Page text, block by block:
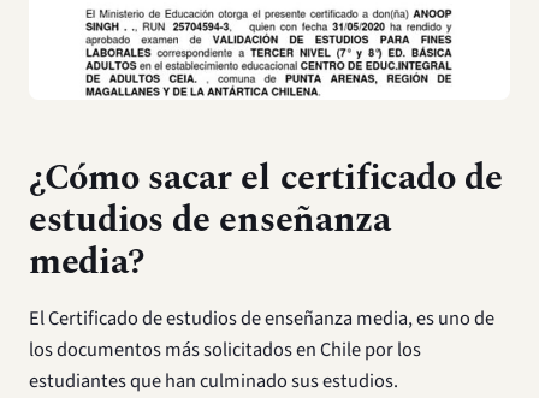
¿Cómo sacar el certificado de
estudios de enseñanza
media?
El Certificado de estudios de enseñanza media, es uno de
los documentos más solicitados en Chile por los
estudiantes que han culminado sus estudios.